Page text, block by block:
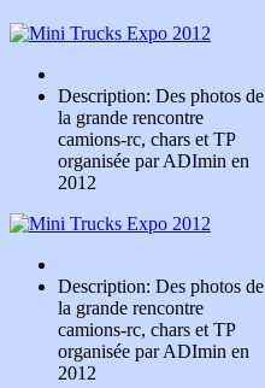
Description: Des photos de
la grande rencontre
camions-rc, chars et TP
organisée par ADImin en
2012
Description: Des photos de
la grande rencontre
camions-rc, chars et TP
organisée par ADImin en
2012